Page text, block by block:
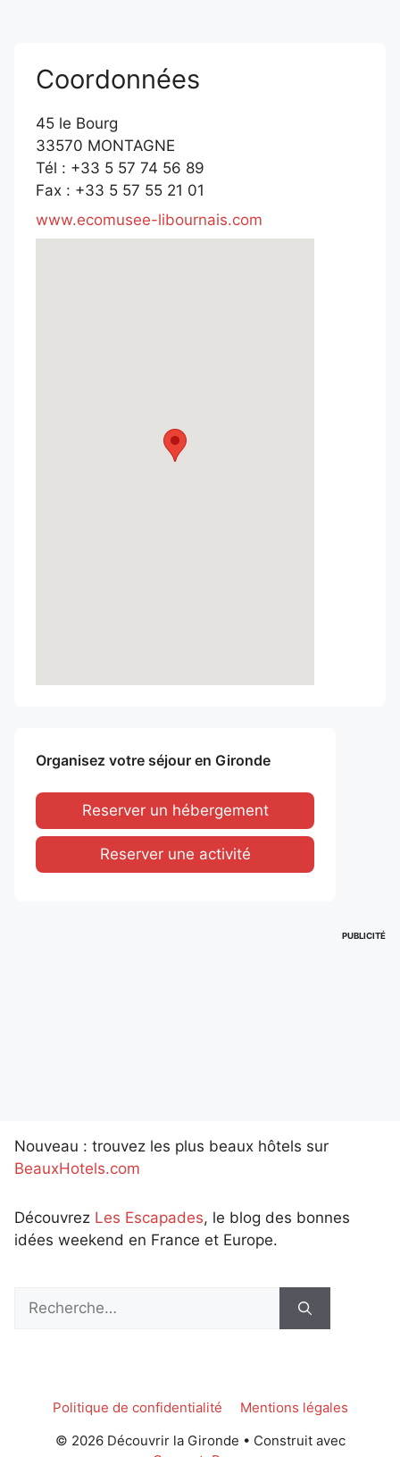
Coordonnées
45 le Bourg
33570 MONTAGNE
Tél : +33 5 57 74 56 89
Fax : +33 5 57 55 21 01
www.ecomusee-libournais.com
Organisez votre séjour en Gironde
Reserver un hébergement
Reserver une activité
PUBLICITÉ
Nouveau : trouvez les plus beaux hôtels sur
BeauxHotels.com
Découvrez Les Escapades, le blog des bonnes
idées weekend en France et Europe.
Rechercher :
Politique de confidentialité
Mentions légales
© 2026 Découvrir la Gironde • Construit avec